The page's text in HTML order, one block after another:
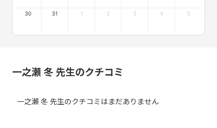
30 31 1 2 3 4 5
一之瀬 冬 先生のクチコミ
一之瀬 冬 先生のクチコミはまだありません